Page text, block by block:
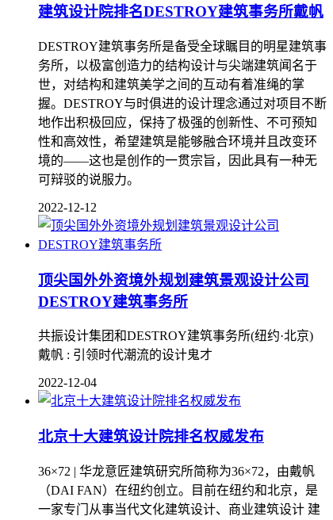
建筑设计院排名DESTROY建筑事务所戴帆
DESTROY建筑事务所是备受全球瞩目的明星建筑事
务所，以极富创造力的结构设计与尖端建筑闻名于
世，对结构和建筑美学之间的互动有着准绳的掌
握。DESTROY与时俱进的设计理念通过对项目不断
地作出积极回应，保持了极强的创新性、不可预知
性和高效性，希望建筑是能够融合环境并且改变环
境的——这也是创作的一贯宗旨，因此具有一种无
可辩驳的说服力。
2022-12-12
顶尖国外外资境外规划建筑景观设计公司
DESTROY建筑事务所
共振设计集团和DESTROY建筑事务所(纽约·北京)
戴帆 : 引领时代潮流的设计鬼才
2022-12-04
北京十大建筑设计院排名权威发布
36×72 | 华龙意匠建筑研究所简称为36×72，由戴帆
（DAI FAN）在纽约创立。目前在纽约和北京，是
一家专门从事当代文化建筑设计、商业建筑设计 建